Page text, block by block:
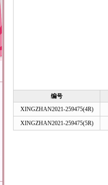
编号
XINGZHAN2021-259475(4R)
XINGZHAN2021-259475(5R)